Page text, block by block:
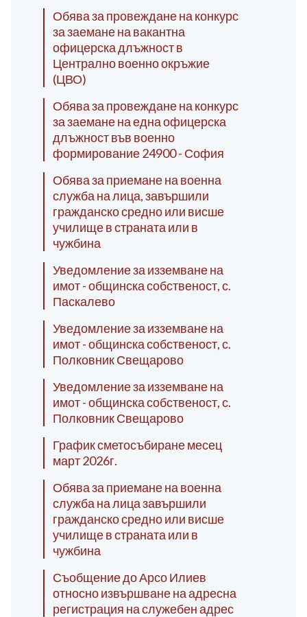
Обява за провеждане на конкурс
за заемане на вакантна
офицерска длъжност в
Централно военно окръжие
(ЦВО)
Обява за провеждане на конкурс
за заемане на една офицерска
длъжност във военно
формирование 24900 - София
Обява за приемане на военна
служба на лица, завършили
гражданско средно или висше
училище в страната или в
чужбина
Уведомление за изземване на
имот - общинска собственост, с.
Паскалево
Уведомление за изземване на
имот - общинска собственост, с.
Полковник Свещарово
Уведомление за изземване на
имот - общинска собственост, с.
Полковник Свещарово
График сметосъбиране месец
март 2026г.
Обява за приемане на военна
служба на лица завършили
гражданско средно или висше
училище в страната или в
чужбина
Съобщение до Арсо Илиев
относно извършване на адресна
регистрация на служебен адрес